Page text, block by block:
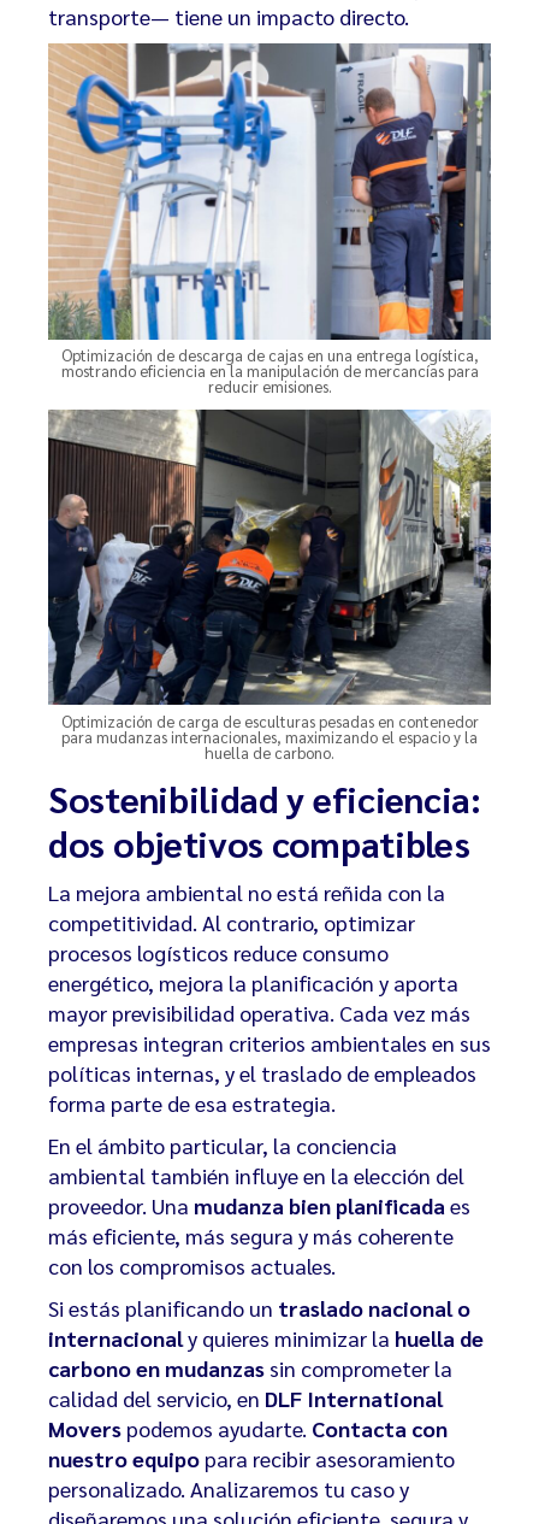
transporte— tiene un impacto directo.
Optimización de descarga de cajas en una entrega logística,
mostrando eficiencia en la manipulación de mercancías para
reducir emisiones.
Optimización de carga de esculturas pesadas en contenedor
para mudanzas internacionales, maximizando el espacio y la
huella de carbono.
Sostenibilidad y eficiencia:
dos objetivos compatibles
La mejora ambiental no está reñida con la
competitividad. Al contrario, optimizar
procesos logísticos reduce consumo
energético, mejora la planificación y aporta
mayor previsibilidad operativa. Cada vez más
empresas integran criterios ambientales en sus
políticas internas, y el traslado de empleados
forma parte de esa estrategia.
En el ámbito particular, la conciencia
ambiental también influye en la elección del
proveedor. Una mudanza bien planificada es
más eficiente, más segura y más coherente
con los compromisos actuales.
Si estás planificando un traslado nacional o
internacionaly quieres minimizar la huella de
carbono en mudanzas sin comprometer la
calidad del servicio, en DLF International
Movers podemos ayudarte. Contacta con
nuestro equipo para recibir asesoramiento
personalizado. Analizaremos tu caso y